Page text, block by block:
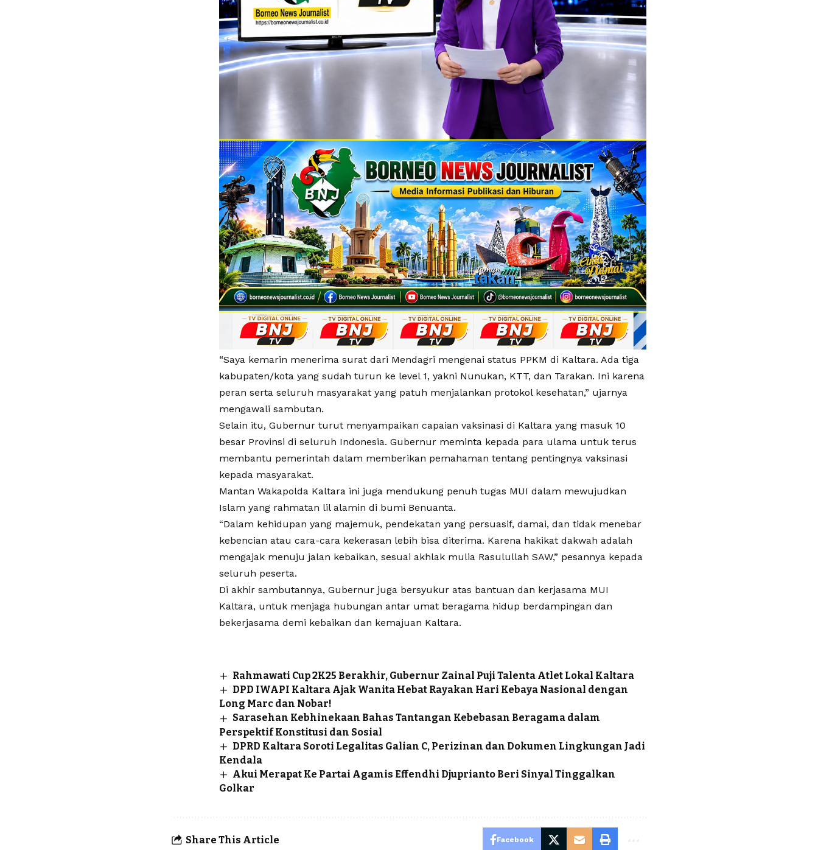
“Saya kemarin menerima surat dari Mendagri mengenai status PPKM di Kaltara. Ada tiga
kabupaten/kota yang sudah turun ke level 1, yakni Nunukan, KTT, dan Tarakan. Ini karena
peran serta seluruh masyarakat yang patuh menjalankan protokol kesehatan,” ujarnya
mengawali sambutan.
Selain itu, Gubernur turut menyampaikan capaian vaksinasi di Kaltara yang masuk 10
besar Provinsi di seluruh Indonesia. Gubernur meminta kepada para ulama untuk terus
membantu pemerintah dalam memberikan pemahaman tentang pentingnya vaksinasi
kepada masyarakat.
Mantan Wakapolda Kaltara ini juga mendukung penuh tugas MUI dalam mewujudkan
Islam yang rahmatan lil alamin di bumi Benuanta.
“Dalam kehidupan yang majemuk, pendekatan yang persuasif, damai, dan tidak menebar
kebencian atau cara-cara kekerasan lebih bisa diterima. Karena hakikat dakwah adalah
mengajak menuju jalan kebaikan, sesuai akhlak mulia Rasulullah SAW,” pesannya kepada
seluruh peserta.
Di akhir sambutannya, Gubernur juga bersyukur atas bantuan dan kerjasama MUI
Kaltara, untuk menjaga hubungan antar umat beragama hidup berdampingan dan
bekerjasama demi kebaikan dan kemajuan Kaltara.
Rahmawati Cup 2K25 Berakhir, Gubernur Zainal Puji Talenta Atlet Lokal Kaltara
DPD IWAPI Kaltara Ajak Wanita Hebat Rayakan Hari Kebaya Nasional dengan
Long Marc dan Nobar!
Sarasehan Kebhinekaan Bahas Tantangan Kebebasan Beragama dalam
Perspektif Konstitusi dan Sosial
DPRD Kaltara Soroti Legalitas Galian C, Perizinan dan Dokumen Lingkungan Jadi
Kendala
Akui Merapat Ke Partai Agamis Effendhi Djuprianto Beri Sinyal Tinggalkan
Golkar
Share This Article Facebook